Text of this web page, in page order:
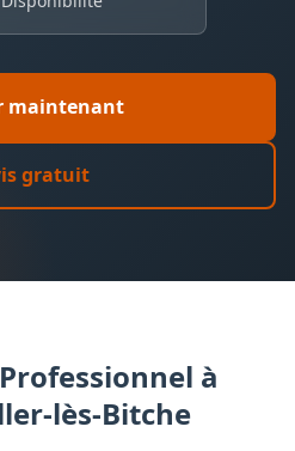
maintenant
gratuit
à
lès-Bitche